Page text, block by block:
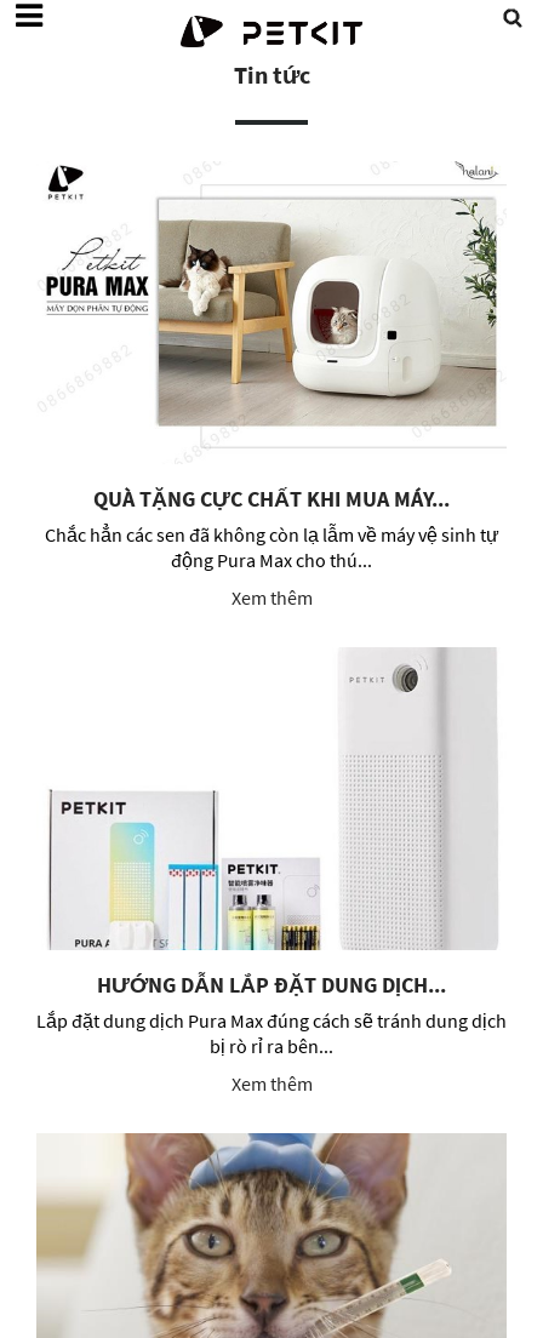
Tin tức
QUÀ TẶNG CỰC CHẤT KHI MUA MÁY...
Chắc hẳn các sen đã không còn lạ lẫm về máy vệ sinh tự
động Pura Max cho thú...
Xem thêm
HƯỚNG DẪN LẮP ĐẶT DUNG DỊCH...
Lắp đặt dung dịch Pura Max đúng cách sẽ tránh dung dịch
bị rò rỉ ra bên...
Xem thêm